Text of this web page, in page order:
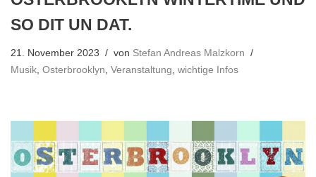
SO DIT UN DAT.
21. November 2023 von Stefan Andreas Malzkorn
Musik, Osterbrooklyn, Veranstaltung, wichtige Infos